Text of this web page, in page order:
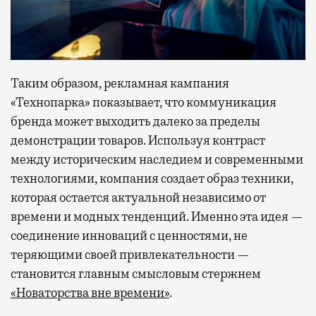
Таким образом, рекламная кампания
«Технопарка» показывает, что коммуникация
бренда может выходить далеко за пределы
демонстрации товаров. Используя контраст
между историческим наследием и современными
технологиями, компания создает образ техники,
которая остается актуальной независимо от
времени и модных тенденций. Именно эта идея —
соединение инноваций с ценностями, не
теряющими своей привлекательности —
становится главным смысловым стержнем
«Новаторства вне времени».